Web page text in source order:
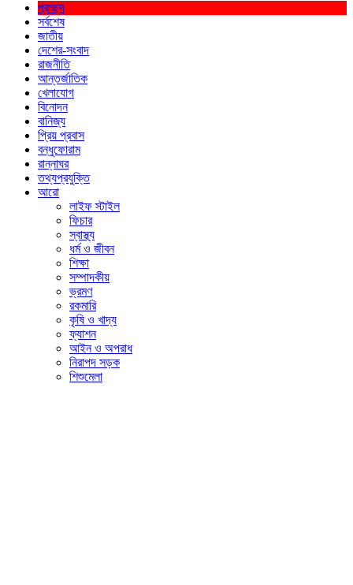
প্রচ্ছদ
সর্বশেষ
জাতীয়
দেশের-সংবাদ
রাজনীতি
আন্তর্জাতিক
খেলাযোগ
বিনোদন
বানিজ্য
প্রিয় প্রবাস
বন্ধুফোরাম
রান্নাঘর
তথ্যপ্রযুক্তি
আরো
লাইফ স্টাইল
ফিচার
স্বাস্থ্য
ধর্ম ও জীবন
শিক্ষা
সম্পাদকীয়
ভ্রমণ
রকমারি
কৃষি ও খাদ্য
ফ্যাশন
আইন ও অপরাধ
নিরাপদ সড়ক
শিশুমেলা